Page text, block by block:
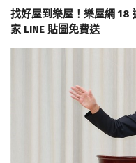
找好屋到樂屋！樂屋網 18
家 LINE 貼圖免費送